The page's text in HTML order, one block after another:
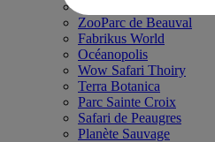
ZooParc de Beauval
Fabrikus World
Océanopolis
Wow Safari Thoiry
Terra Botanica
Parc Sainte Croix
Safari de Peaugres
Planète Sauvage